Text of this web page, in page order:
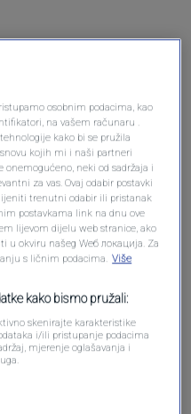
osobnim podacima, kao
na vašem računaru .
kako bi se pružila
kojih mi i naši partneri
neki od sadržaja i
za vas. Ovaj odabir postavki
trenutni odabir ili pristanak
postavkama link na dnu ove
lijevom dijelu web stranice, ako
u okviru našeg Wеб локација. Za
s ličnim podacima. Više
kako bismo pružali:
skenirajte karakteristike
i/ili pristupanje podacima
mjerenje oglašavanja i